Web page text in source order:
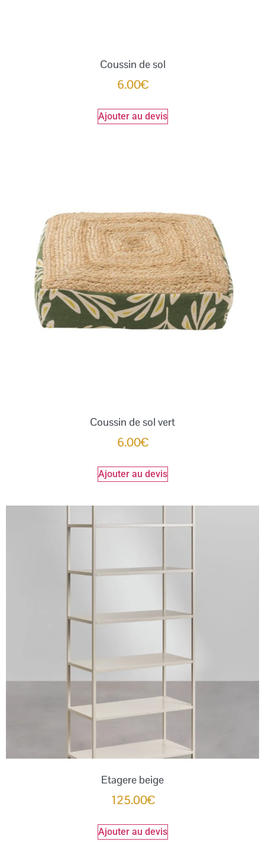
Coussin de sol
6.00€
Ajouter au devis
Coussin de sol vert
6.00€
Ajouter au devis
Etagere beige
125.00€
Ajouter au devis